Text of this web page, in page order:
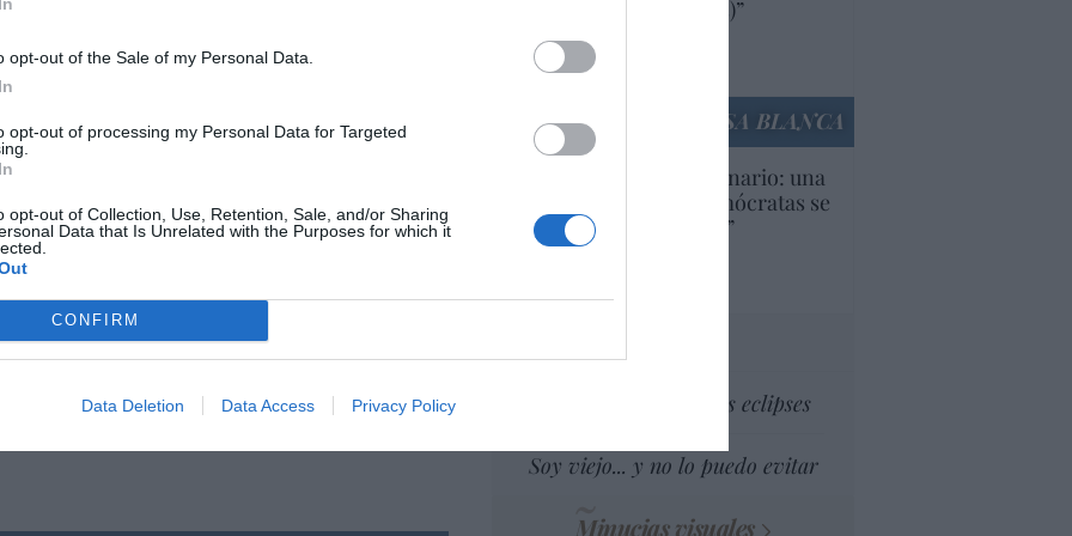
opt-out of the Sale of my Personal Data.
opt-out of processing my Personal Data for Targeted
opt-out of Collection, Use, Retention, Sale, and/or Sharing
Data that Is Unrelated with the Purposes for which it
CONFIRM
Data Deletion Data Access Privacy Policy
algunos aborígenes de la América
oro y plata por baratijas, Occidente ha
de nada. Más bien, como en la parábola
bajo tierra, no fuera a comprometerle. Y,
ya ven para qué nos ha servido. Los hay
desperdiciamos, son capaces de
pasando por el infierno de Kings Cross.
americanas (y europeas)”
por Ana Sánchez Arjona
Artículos anteriores
LA CASA BLANCA
EEUU. Inquietante escenario: una
tercera parte de los demócratas se
define como “socialista”
Dios es el señor de los eclipses
Soy viejo... y no lo puedo evitar
Minucias visuales